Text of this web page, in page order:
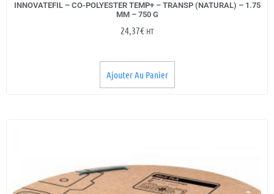
INNOVATEFIL – CO-POLYESTER TEMP+ – TRANSP (NATURAL) – 1.75
MM – 750 G
24,37€ HT
Ajouter Au Panier